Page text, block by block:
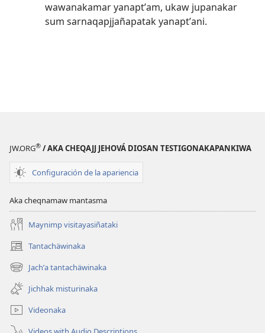
wawanakamar yanaptʼam, ukaw jupanakar
sum sarnaqapjjañapatak yanaptʼani.
JW.ORG® / AKA CHEQAJJ JEHOVÁ DIOSAN TESTIGONAKAPANKIWA
Configuración de la apariencia
Aka cheqnamaw mantasma
Maynimp visitayasiñataki
Tantachäwinaka
(opens
new
window)
Jachʼa tantachäwinaka
(opens
new
window)
Jichhak misturinaka
Videonaka